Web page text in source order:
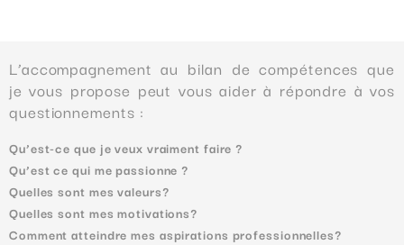
L’accompagnement au bilan de compétences que
je vous propose peut vous aider à répondre à vos
questionnements :
Qu’est-ce que je veux vraiment faire ?
Qu’est ce qui me passionne ?
Quelles sont mes valeurs?
Quelles sont mes motivations?
Comment atteindre mes aspirations professionnelles?